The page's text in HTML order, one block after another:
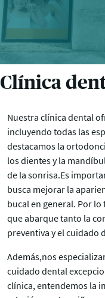
Clínica
Nuestra clínica dental
incluyendo todas las
destacamos la
los dientes y la
de la sonrisa.Es
busca mejorar la
bucal en general. Por
que abarque tanto la
preventiva y el cuidado
Además,nos
cuidado dental
clínica, entendemos la